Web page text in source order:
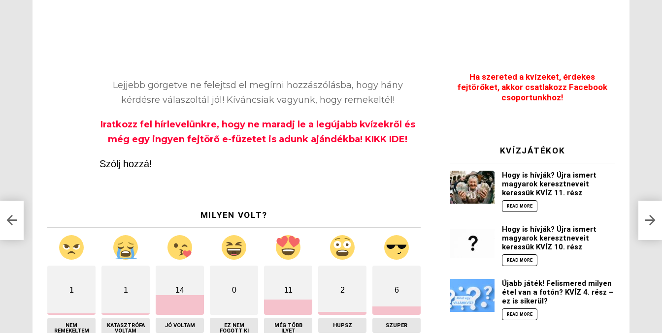
Lejjebb görgetve ne felejtsd el megírni hozzászólásba, hogy hány
kérdésre válaszoltál jól! Kíváncsiak vagyunk, hogy remekeltél!
Iratkozz fel hírlevelünkre, hogy ne maradj le a legújabb kvízekről és
még egy ingyen fejtörő e-füzetet is adunk ajándékba! KIKK IDE!
Szólj hozzá!
MILYEN VOLT?
1
NEM
REMEKELTEM
1
KATASZTRÓFA
VOLTAM
14
JÓ VOLTAM
0
EZ NEM
FOGOTT KI
11
MÉG TÖBB
ILYET
2
HUPSZ
6
SZUPER
1
Ha szereted a kvízeket, érdekes
fejtörőket, akkor csatlakozz Facebook
csoportunkhoz!
KVÍZJÁTÉKOK
Hogy is hívják? Újra ismert
magyarok keresztneveit
keressük KVÍZ 11. rész
READ MORE
Hogy is hívják? Újra ismert
magyarok keresztneveit
keressük KVÍZ 10. rész
READ MORE
Újabb játék! Felismered milyen
étel van a fotón? KVÍZ 4. rész –
ez is sikerül?
READ MORE